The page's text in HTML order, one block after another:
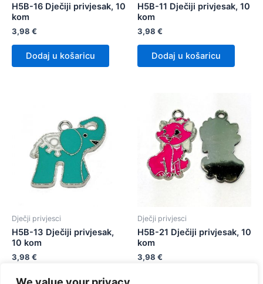
H5B-16 Dječiji privjesak, 10
kom
3,98 €
Dodaj u košaricu
H5B-11 Dječiji privjesak, 10
kom
3,98 €
Dodaj u košaricu
Dječji privjesci
H5B-13 Dječiji privjesak,
10 kom
3,98 €
Dodaj u košaricu
Dječji privjesci
H5B-21 Dječiji privjesak, 10
kom
3,98 €